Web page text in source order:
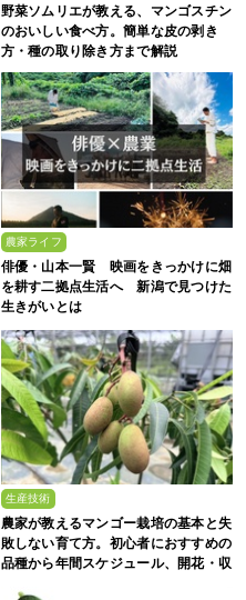
野菜ソムリエが教える、マンゴスチン
のおいしい食べ方。簡単な皮の剥き
方・種の取り除き方まで解説
農家ライフ
俳優・山本一賢 映画をきっかけに畑
を耕す二拠点生活へ 新潟で見つけた
生きがいとは
生産技術
農家が教えるマンゴー栽培の基本と失
敗しない育て方。初心者におすすめの
品種から年間スケジュール、開花・収